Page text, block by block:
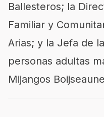
Ballesteros; la
Familiar y
Arias; y la Jefa de
personas adultas
Mijangos